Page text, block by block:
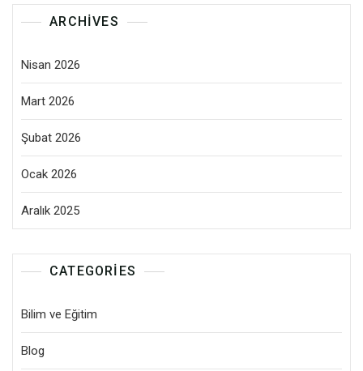
ARCHIVES
Nisan 2026
Mart 2026
Şubat 2026
Ocak 2026
Aralık 2025
CATEGORIES
Bilim ve Eğitim
Blog